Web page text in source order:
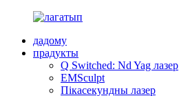
дадому
прадукты
Q Switched: Nd Yag лазер
EMSculpt
Пікасекундны лазер